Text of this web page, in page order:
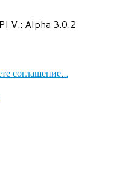
V.: Alpha 3.0.2
соглашение...